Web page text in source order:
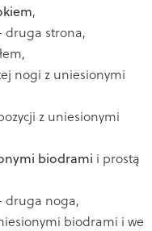
,
druga strona,
nogi z uniesionymi
z uniesionymi
biodrami i prostą
druga noga,
biodrami i we